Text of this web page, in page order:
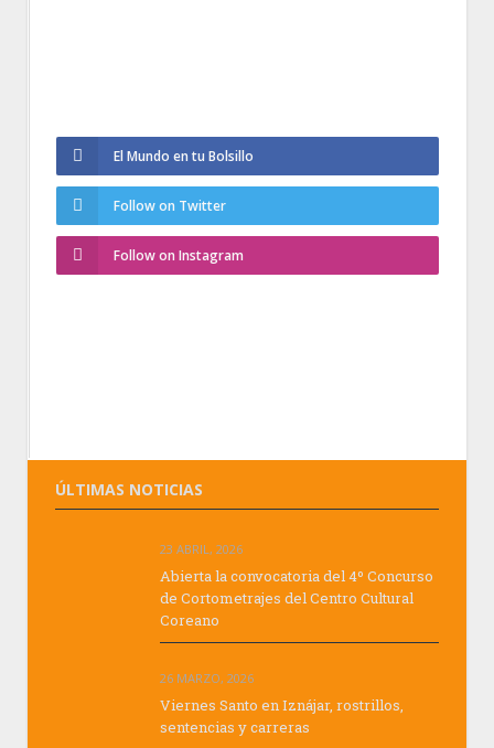
El Mundo en tu Bolsillo
Follow on Twitter
Follow on Instagram
ÚLTIMAS NOTICIAS
23 ABRIL, 2026
Abierta la convocatoria del 4º Concurso
de Cortometrajes del Centro Cultural
Coreano
26 MARZO, 2026
Viernes Santo en Iznájar, rostrillos,
sentencias y carreras